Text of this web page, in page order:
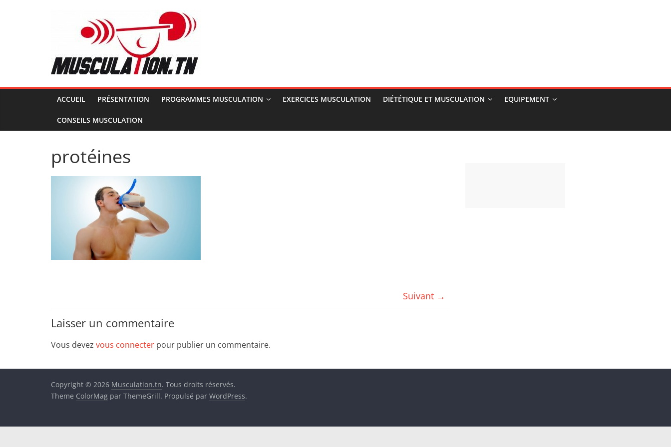
Musculation.tn
Pour
avoir
des
d'acier
ACCUEIL PRÉSENTATION PROGRAMMES MUSCULATION EXERCICES MUSCULATION DIÉTÉTIQUE ET MUSCULATION EQUIPEMENT
CONSEILS MUSCULATION
protéines
Suivant →
Laisser un commentaire
Vous devez vous connecter pour publier un commentaire.
Copyright © 2026 Musculation.tn. Tous droits réservés.
Theme ColorMag par ThemeGrill. Propulsé par WordPress.